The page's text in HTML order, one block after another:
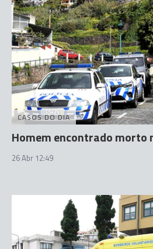
CASOS DO DIA
Homem encontrado morto
26 Abr 12:49